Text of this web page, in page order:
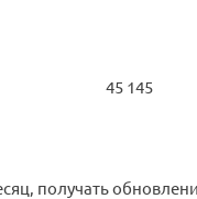
45 145
получать